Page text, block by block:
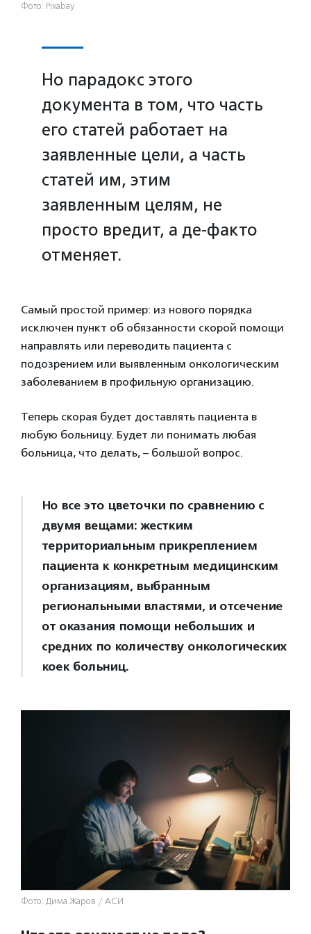
Фото: Pixabay
Но парадокс этого
документа в том, что часть
его статей работает на
заявленные цели, а часть
статей им, этим
заявленным целям, не
просто вредит, а де-факто
отменяет.
Самый простой пример: из нового порядка
исключен пункт об обязанности скорой помощи
направлять или переводить пациента с
подозрением или выявленным онкологическим
заболеванием в профильную организацию.
Теперь скорая будет доставлять пациента в
любую больницу. Будет ли понимать любая
больница, что делать, – большой вопрос.
Но все это цветочки по сравнению с
двумя вещами: жестким
территориальным прикреплением
пациента к конкретным медицинским
организациям, выбранным
региональными властями, и отсечение
от оказания помощи небольших и
средних по количеству онкологических
коек больниц.
Фото: Дима Жаров / АСИ